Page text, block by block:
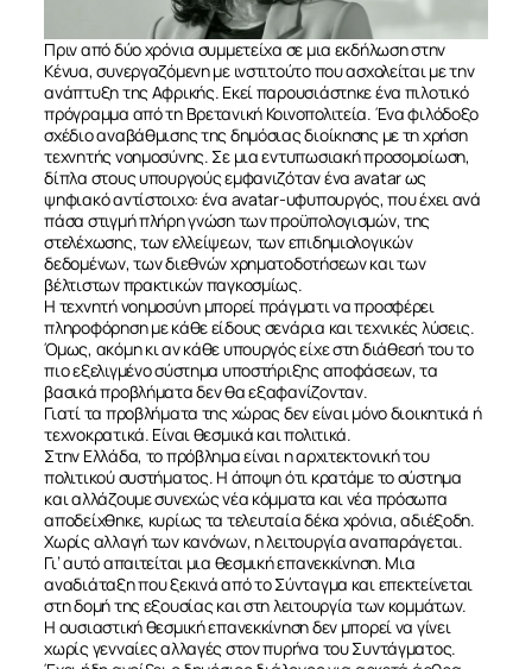
Πριν από δύο χρόνια συμμετείχα σε μια εκδήλωση στην
Κένυα, συνεργαζόμενη με ινστιτούτο που ασχολείται με την
ανάπτυξη της Αφρικής. Εκεί παρουσιάστηκε ένα πιλοτικό
πρόγραμμα από τη Βρετανική Κοινοπολιτεία. Ένα φιλόδοξο
σχέδιο αναβάθμισης της δημόσιας διοίκησης με τη χρήση
τεχνητής νοημοσύνης. Σε μια εντυπωσιακή προσομοίωση,
δίπλα στους υπουργούς εμφανιζόταν ένα avatar ως
ψηφιακό αντίστοιχο: ένα avatar-υφυπουργός, που έχει ανά
πάσα στιγμή πλήρη γνώση των προϋπολογισμών, της
στελέχωσης, των ελλείψεων, των επιδημιολογικών
δεδομένων, των διεθνών χρηματοδοτήσεων και των
βέλτιστων πρακτικών παγκοσμίως.
Η τεχνητή νοημοσύνη μπορεί πράγματι να προσφέρει
πληροφόρηση με κάθε είδους σενάρια και τεχνικές λύσεις.
Όμως, ακόμη κι αν κάθε υπουργός είχε στη διάθεσή του το
πιο εξελιγμένο σύστημα υποστήριξης αποφάσεων, τα
βασικά προβλήματα δεν θα εξαφανίζονταν.
Γιατί τα προβλήματα της χώρας δεν είναι μόνο διοικητικά ή
τεχνοκρατικά. Είναι θεσμικά και πολιτικά.
Στην Ελλάδα, το πρόβλημα είναι η αρχιτεκτονική του
πολιτικού συστήματος. Η άποψη ότι κρατάμε το σύστημα
και αλλάζουμε συνεχώς νέα κόμματα και νέα πρόσωπα
αποδείχθηκε, κυρίως τα τελευταία δέκα χρόνια, αδιέξοδη.
Χωρίς αλλαγή των κανόνων, η λειτουργία αναπαράγεται.
Γι’ αυτό απαιτείται μια θεσμική επανεκκίνηση. Μια
αναδιάταξη που ξεκινά από το Σύνταγμα και επεκτείνεται
στη δομή της εξουσίας και στη λειτουργία των κομμάτων.
Η ουσιαστική θεσμική επανεκκίνηση δεν μπορεί να γίνει
χωρίς γενναίες αλλαγές στον πυρήνα του Συντάγματος.